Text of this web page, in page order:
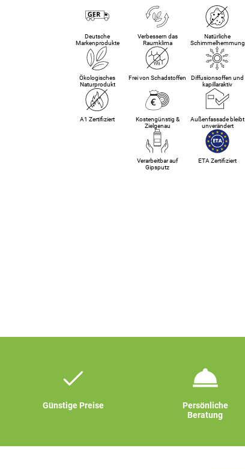
Deutsche
Markenprodukte
Verbessern das
Raumklima
Natürliche
Schimmelhemmung
Ökologisches
Naturprodukt
Frei von Schadstoffen
Diffusionsoffen und
kapillaraktiv
A1 Zertifiziert
Kostengünstig &
Zielgenau
Außenfassade bleibt
unverändert
Verarbeitbar auf
Gipsputz
ETA Zertifiziert
Günstige Preise
Persönliche
Beratung